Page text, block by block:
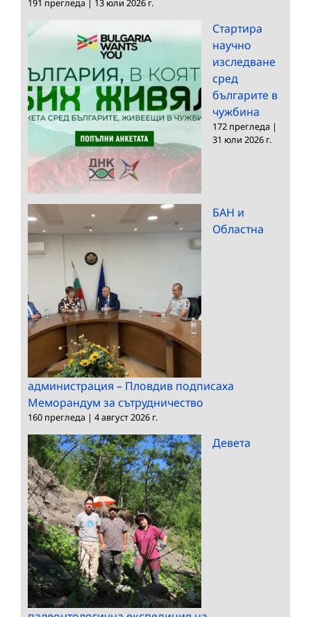
191 прегледа 13 юли 2026 г.
Стартира
научно
изследване
сред
българите в
чужбина
172 прегледа |
31 юли 2026 г.
БАН и
Областна
администрация – Пловдив подписаха
Меморандум за сътрудничество
160 прегледа | 4 август 2026 г.
Девета